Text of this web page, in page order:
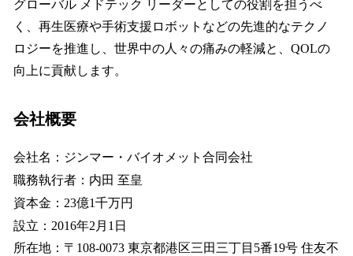
グローバル メドテック リーダーとしての役割を担うべ
く、再生医療や手術支援ロボットなどの先進的なテクノ
ロジーを推進し、世界中の人々の痛みの軽減と、QOLの
向上に貢献します。
会社概要
会社名：ジンマー・バイオメット合同会社
職務執行者：内田 至皇
資本金：23億1千万円
設立：2016年2月1日
所在地：〒108-0073 東京都港区三田三丁目5番19号 住友不